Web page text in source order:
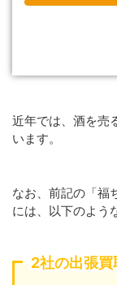
近年では、酒を売
います。
なお、前記の「福
には、以下のよう
2社の出張